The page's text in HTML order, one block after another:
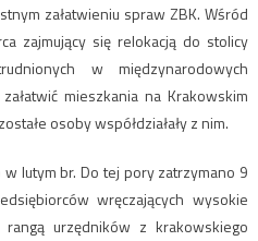
załatwieniu spraw ZBK. Wśród
zajmujący się relokacją do stolicy
w międzynarodowych
mieszkania na Krakowskim
osoby współdziałały z nim.
lutym br. Do tej pory zatrzymano 9
wręczających wysokie
urzędników z krakowskiego